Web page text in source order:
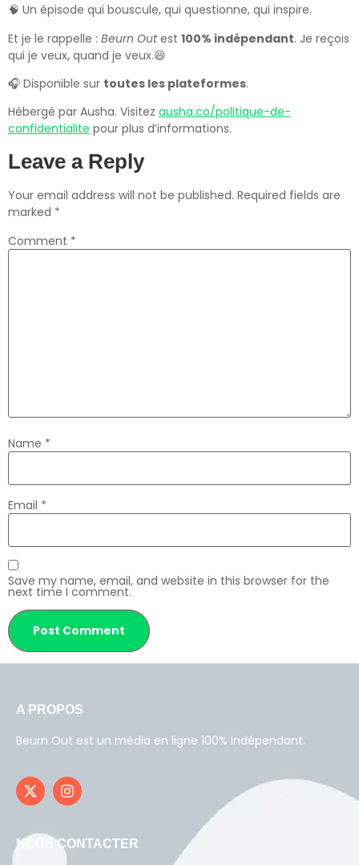
🧠 Un épisode qui bouscule, qui questionne, qui inspire.
Et je le rappelle : Beurn Outest 100% indépendant. Je reçois
qui je veux, quand je veux.😆
🎧 Disponible sur toutes les plateformes.
Hébergé par Ausha. Visitez ausha.co/politique-de-
confidentialite pour plus d’informations.
Leave a Reply
Your email address will not be published. Required fields are
marked *
Comment *
Name *
Email *
Save my name, email, and website in this browser for the
next time I comment.
A PROPOS
Beurn Out est un média en ligne 100% indépendant.
NOUS CONTACTER